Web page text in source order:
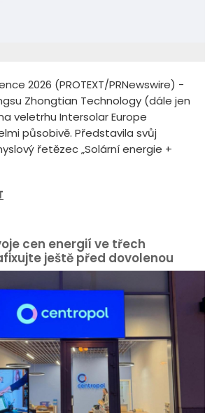
2026 (PROTEXT/PRNewswire) -
Zhongtian Technology (dále jen
veletrhu Intersolar Europe
působivě. Představila svůj
řetězec „Solární energie +
cen energií ve třech
ještě před dovolenou